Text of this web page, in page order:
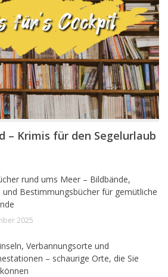
– Krimis für den Segelurlaub
rund ums Meer – Bildbände,
Bestimmungsbücher für gemütliche
2025
Verbannungsorte und
– schaurige Orte, die Sie